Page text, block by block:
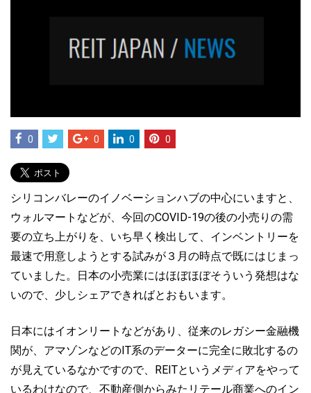
0 0 0 0
シリコンバレーのイノベーションハブの中心にいますと、
ウォルマートなどが、今回のCOVID-19の後の小売りの需
要の立ち上がりを、いち早く検出して、インベントリーを
最速で用意しようとする試みが３月の時点で既にはじまっ
ていました。日本の小売業にはほぼほぼそういう発想はな
いので、少しシェアできればとおもいます。
日本にはイオンリートなどがあり、従来のレガシー金融機
関が、アマゾンなどのIT系のデーターに完全に敗北するの
が見えているなかですので、REITというメディアをやって
いるわけなので、不動産側からみたリテール商業へのイン